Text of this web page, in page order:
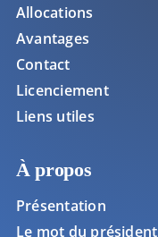
Allocations
Avantages
Contact
Licenciement
Liens utiles
À propos
Présentation
Le mot du président